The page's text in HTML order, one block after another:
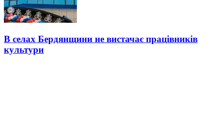
В селах Бердянщини не вистачає працівників
культури